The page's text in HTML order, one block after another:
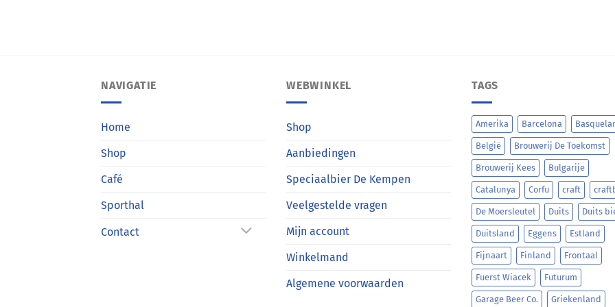
NAVIGATIE
Home
Shop
Café
Sporthal
Contact
WEBWINKEL
Shop
Aanbiedingen
Speciaalbier De Kempen
Veelgestelde vragen
Mijn account
Winkelmand
Algemene voorwaarden
TAGS
Amerika Barcelona
België Brouwerij De Toekomst
Brouwerij Kees Bulgarije
Catalunya Corfu craft
De Moersleutel Duits Duits
Duitsland Eggens Estland
Fijnaart Finland Frontaal
Fuerst Wiacek Futurum
Garage Beer Co. Griekenland